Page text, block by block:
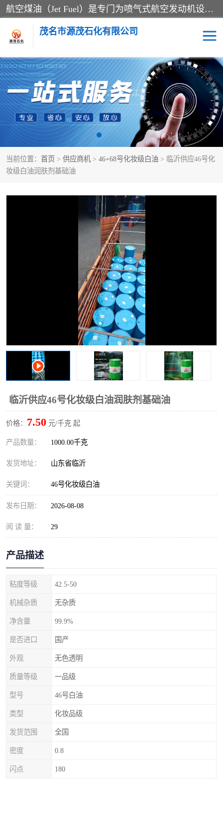
航空煤油（Jet Fuel）是专门为喷气式航空发动机设计的高纯度燃料，主要分为Jet A、Jet A-1和Jet B等类型。其特点是闪点高、低温流动性好，并添加了抗静电剂和抗氧化剂以确保飞行安全。航空煤油需
茂名市源茂石化有限公司
当前位置： 首页 > 供应商机 > 46+68号化妆级白油 > 临沂供应46号化
妆级白油润肤剂基础油
临沂供应46号化妆级白油润肤剂基础油
价格： 7.50 元/千克 起
产品数量： 1000.00千克
发货地址： 山东省临沂
关键词： 46号化妆级白油
发布日期： 2026-08-08
阅 读 量： 29
产品描述
粘度等级 42.5-50
机械杂质 无杂质
净含量 99.9%
是否进口 国产
外观 无色透明
质量等级 一品级
型号 46号白油
类型 化妆品级
发货范围 全国
密度 0.8
闪点 180
RP3航空煤油 D20+D30溶剂油
D40+D60溶剂油 D80+D100溶剂油
6号+120号溶剂油 260号溶剂油
异构烷烃 天然乳胶
46+68号化妆级白油